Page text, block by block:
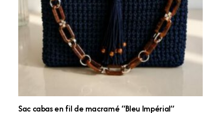
Sac cabas en fil de macramé “Bleu Impérial”